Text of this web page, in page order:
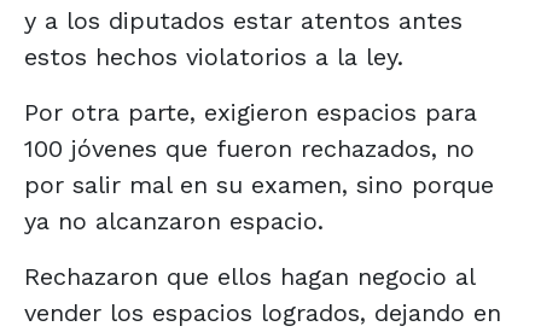
y a los diputados estar atentos antes
estos hechos violatorios a la ley.
Por otra parte, exigieron espacios para
100 jóvenes que fueron rechazados, no
por salir mal en su examen, sino porque
ya no alcanzaron espacio.
Rechazaron que ellos hagan negocio al
vender los espacios logrados, dejando en